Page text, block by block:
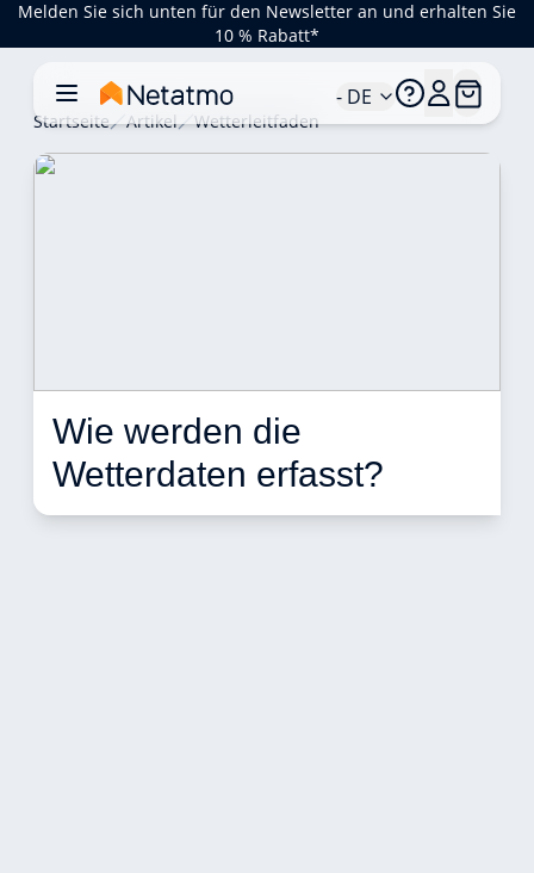
Melden Sie sich unten für den Newsletter an und erhalten Sie
10 % Rabatt*
- DE
Startseite Artikel Wetterleitfaden
Wie werden die
Wetterdaten erfasst?